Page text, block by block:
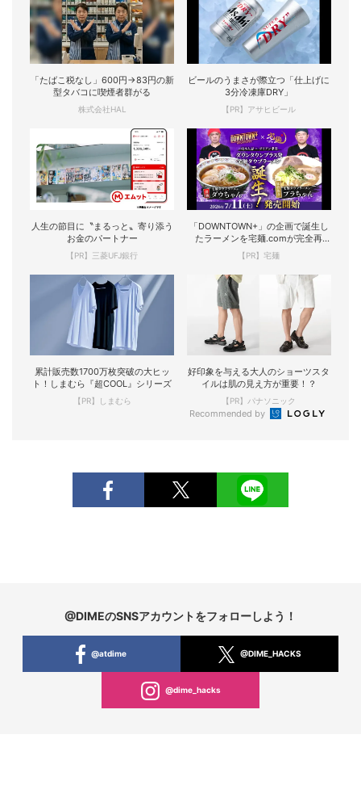
「たばこ税なし」600円→83円の新
型タバコに喫煙者群がる
株式会社HAL
ビールのうまさが際立つ「仕上げに
3分冷凍庫DRY」
【PR】アサヒビール
人生の節目に〝まるっと〟寄り添う
お金のパートナー
【PR】三菱UFJ銀行
「DOWNTOWN+」の企画で誕生し
たラーメンを宅麺.comが完全再
現！
【PR】宅麺
累計販売数1700万枚突破の大ヒッ
ト！しまむら『超COOL』シリーズ
【PR】しまむら
好印象を与える大人のショーツスタ
イルは肌の見え方が重要！？
【PR】パナソニック
Recommended by
@DIMEのSNSアカウントをフォローしよう！
@atdime @DIME_HACKS
@dime_hacks